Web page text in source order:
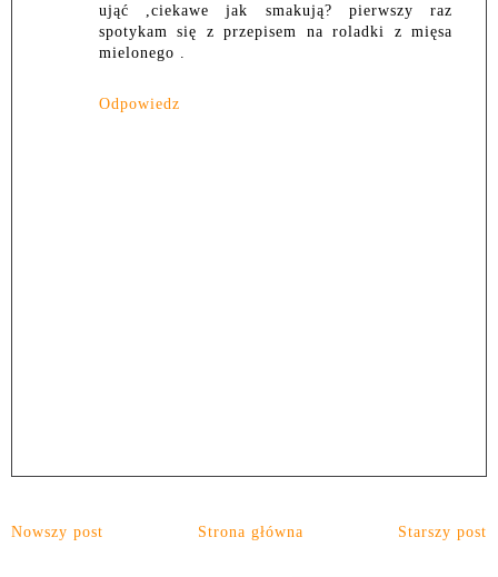
ująć ,ciekawe jak smakują? pierwszy raz
spotykam się z przepisem na roladki z mięsa
mielonego .
Odpowiedz
Nowszy post Starszy post
Strona główna